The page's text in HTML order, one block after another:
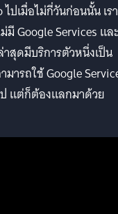
ปเมื่อไม่กี่วันก่อนนั้น เรา
มี Google Services แล
สุดมีบริการตัวหนึ่งเป็น
ารถใช้ Google
แต่ก็ต้องแลกมาด้วย